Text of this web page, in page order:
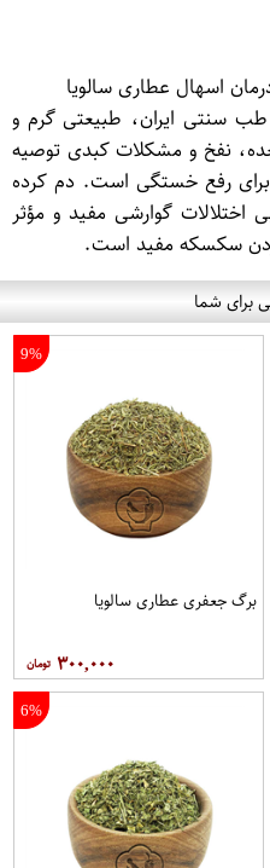
اسهال عطاری سالویا
طب سنتی ایران، طبیعتی گرم و
نفخ و مشکلات کبدی توصیه
رفع خستگی است. دم کرده
گوارشی مفید و مؤثر
سکسکه مفید است.
برای شما
9%
برگ جعفری عطاری سالویا
۳۰۰,۰۰۰
6%